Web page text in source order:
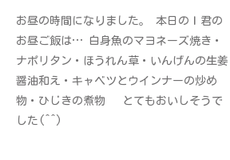
お昼の時間になりました。 本日のＩ君の
お昼ご飯は… 白身魚のマヨネーズ焼き・
ナポリタン・ほうれん草・いんげんの生姜
醤油和え・キャベツとウインナーの炒め
物・ひじきの煮物 とてもおいしそうで
した(^^)